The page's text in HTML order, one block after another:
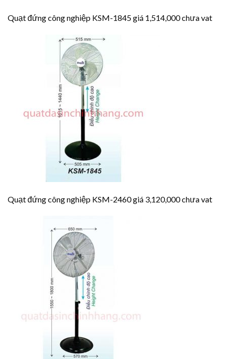
Quạt đứng công nghiệp KSM-1845 giá 1,514,000 chưa vat
Quạt đứng công nghiệp KSM-2460 giá 3,120,000 chưa vat